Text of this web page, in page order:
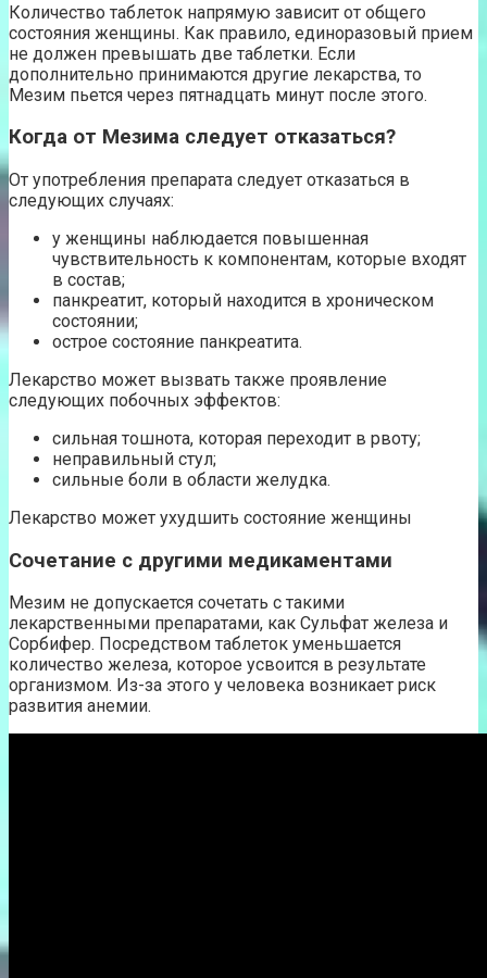
Количество таблеток напрямую зависит от общего
состояния женщины. Как правило, единоразовый прием
не должен превышать две таблетки. Если
дополнительно принимаются другие лекарства, то
Мезим пьется через пятнадцать минут после этого.
Когда от Мезима следует отказаться?
От употребления препарата следует отказаться в
следующих случаях:
у женщины наблюдается повышенная
чувствительность к компонентам, которые входят
в состав;
панкреатит, который находится в хроническом
состоянии;
острое состояние панкреатита.
Лекарство может вызвать также проявление
следующих побочных эффектов:
сильная тошнота, которая переходит в рвоту;
неправильный стул;
сильные боли в области желудка.
Лекарство может ухудшить состояние женщины
Сочетание с другими медикаментами
Мезим не допускается сочетать с такими
лекарственными препаратами, как Сульфат железа и
Сорбифер. Посредством таблеток уменьшается
количество железа, которое усвоится в результате
организмом. Из-за этого у человека возникает риск
развития анемии.